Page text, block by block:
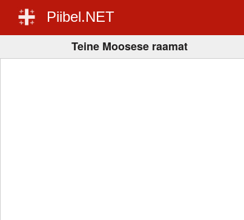
Piibel.NET
Teine Moosese raamat